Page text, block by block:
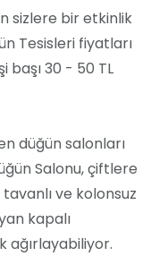
sizlere bir etkinlik
Tesisleri fiyatları
30 - 50 TL
düğün salonları
Salonu, çiftlere
ve kolonsuz
kapalı
ağırlayabiliyor.